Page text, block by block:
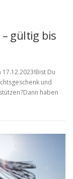
gültig bis
Du
und
haben